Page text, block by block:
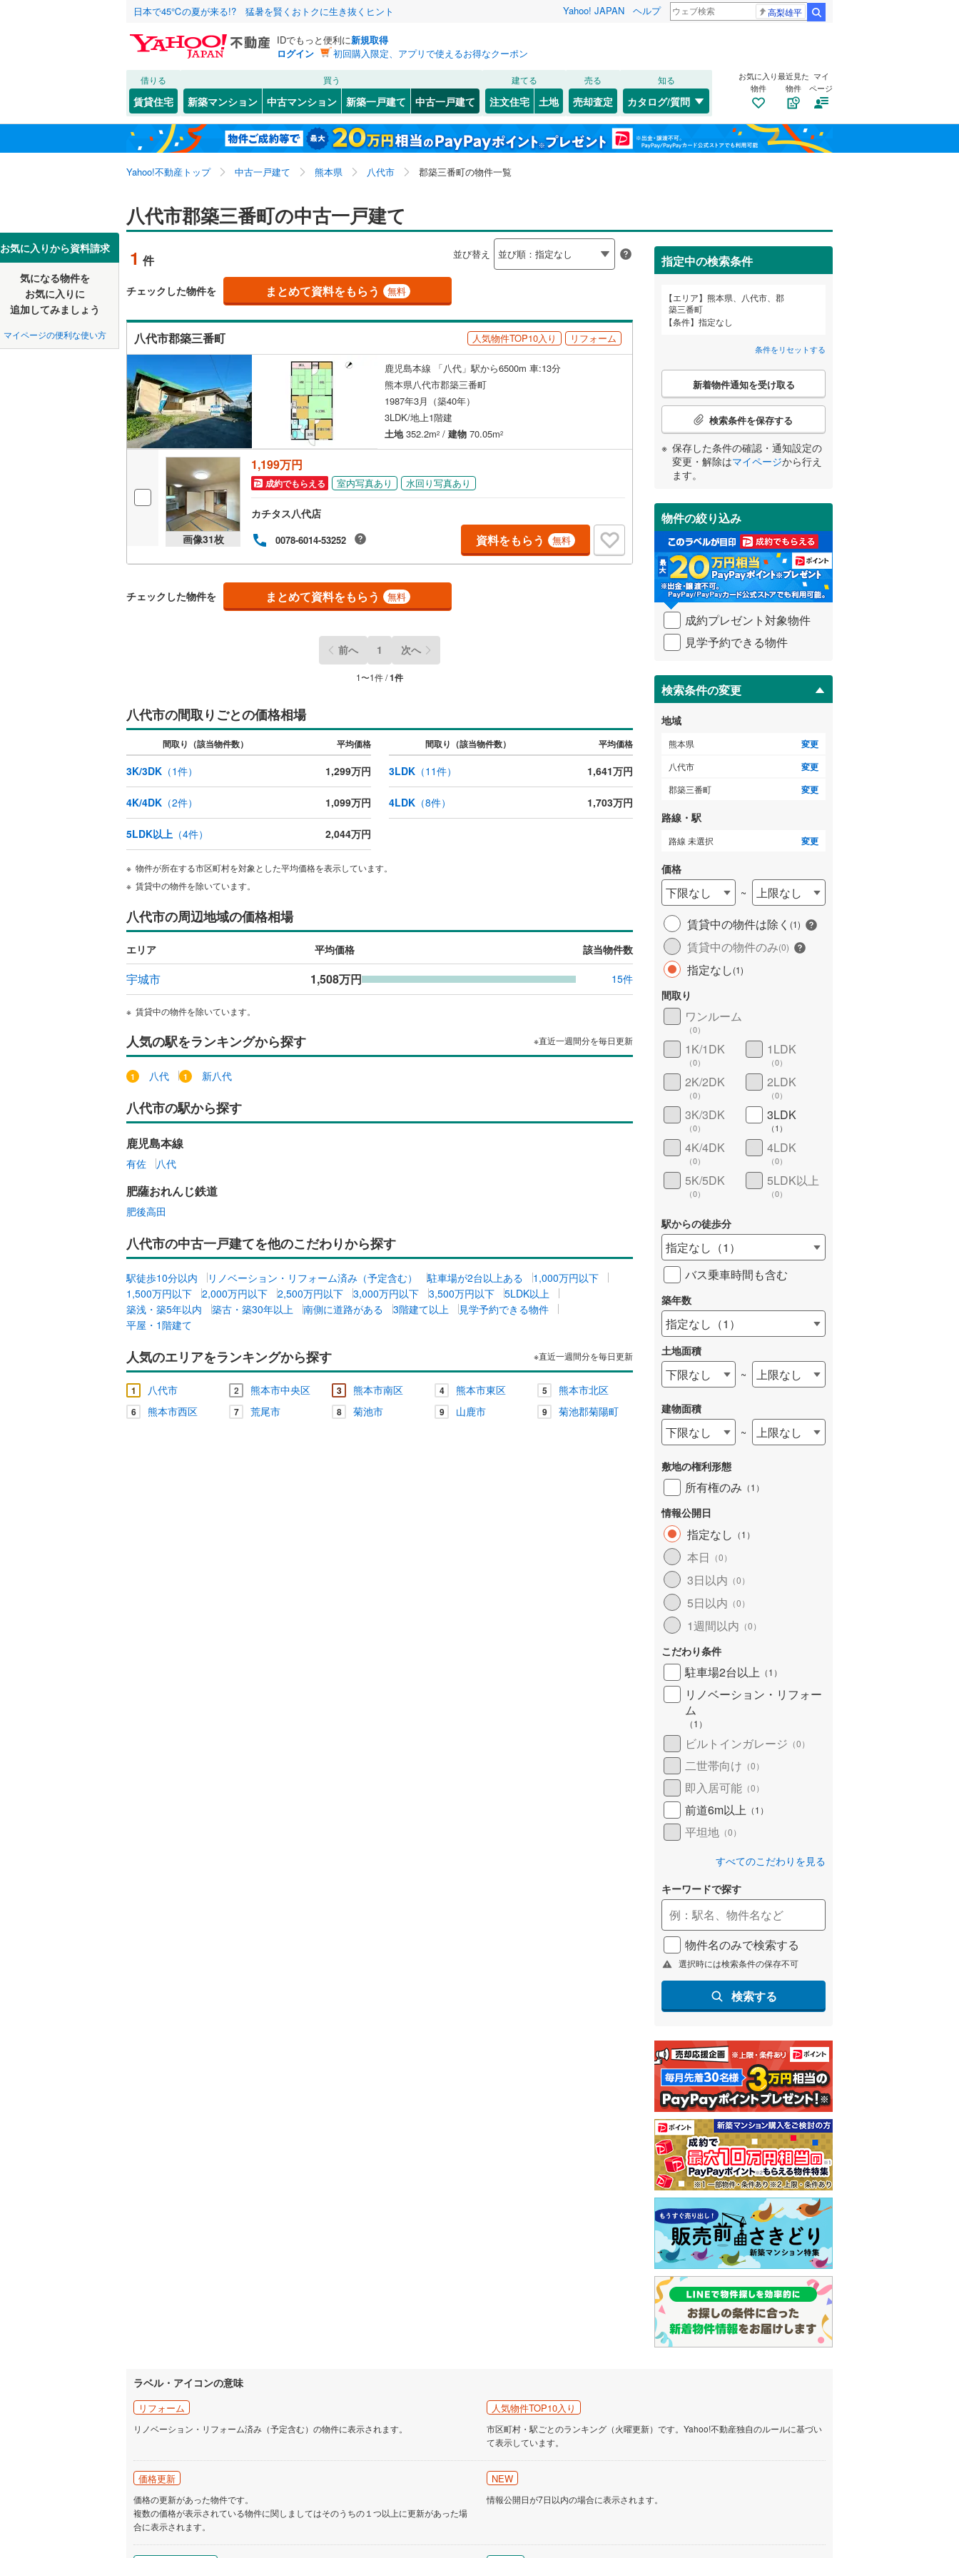
日本で45℃の夏が来る!? 猛暑を賢くおトクに生き抜くヒント Yahoo! JAPAN ヘルプ 高梨雄平
IDでもっと便利に新規取得
ログイン
初回購入限定、アプリで使えるお得なクーポン
借りる
賃貸住宅
買う
新築マンション 中古マンション 新築一戸建て 中古一戸建て
建てる
注文住宅 土地
売る
売却査定
知る
カタログ/質問
お気に入り
物件
最近見た
物件
マイ
ページ
Yahoo!不動産トップ 中古一戸建て 熊本県 八代市 郡築三番町の物件一覧
お気に入りから資料請求
気になる物件を
お気に入りに
追加してみましょう
マイページの便利な使い方
八代市郡築三番町の中古一戸建て
1 件 並び替え
チェックした物件を まとめて資料をもらう 無料
八代市郡築三番町 人気物件TOP10入り リフォーム
鹿児島本線 「八代」駅から6500m 車:13分
熊本県八代市郡築三番町
1987年3月（築40年）
3LDK/地上1階建
土地352.2m2 / 建物 70.05m2
画像31枚
1,199万円
成約でもらえる 室内写真あり 水回り写真あり
カチタス八代店
0078-6014-53252 資料をもらう 無料
チェックした物件を まとめて資料をもらう 無料
前へ 1 次へ
1〜1件 /1件
八代市の間取りごとの価格相場
間取り（該当物件数） 平均価格 間取り（該当物件数） 平均価格
3K/3DK （1件） 1,299万円 3LDK（11件） 1,641万円
4K/4DK （2件） 1,099万円 4LDK（8件） 1,703万円
5LDK以上 （4件） 2,044万円
物件が所在する市区町村を対象とした平均価格を表示しています。
賃貸中の物件を除いています。
八代市の周辺地域の価格相場
エリア 平均価格 該当物件数
宇城市 1,508万円 15件
賃貸中の物件を除いています。
人気の駅をランキングから探す ※直近一週間分を毎日更新
八代 新八代
八代市の駅から探す
鹿児島本線
有佐 八代
肥薩おれんじ鉄道
肥後高田
八代市の中古一戸建てを他のこだわりから探す
駅徒歩10分以内 リノベーション・リフォーム済み（予定含む） 駐車場が2台以上ある
1,000万円以下
1,500万円以下
2,000万円以下 2,500万円以下 3,000万円以下 3,500万円以下
5LDK以上
築浅・築5年以内
築古・築30年以上 南側に道路がある 3階建て以上
見学予約できる物件
平屋・1階建て
人気のエリアをランキングから探す ※直近一週間分を毎日更新
1 八代市 2 熊本市中央区 3 熊本市南区 4 熊本市東区 5 熊本市北区
6 熊本市西区 7 荒尾市 8 菊池市 9 山鹿市 9 菊池郡菊陽町
指定中の検索条件
エリア
熊本県、八代市、郡
築三番町
条件
指定なし
条件をリセットする
こ
検
条
件
受
け
取
る
・
条
件
を
イ
ペ
ジ
に
保
存
す
る
新着物件通知を受け取る
検索条件を保存する
保存した条件の確認・通知設定の
変更・解除はマイページから行え
ます。
物件の絞り込み
成約プレゼント対象物件
見学予約できる物件
検索条件の変更
地域
熊本県 変更
八代市 変更
郡築三番町 変更
路線・駅
路線 未選択 変更
価格
下限なし ~
上限なし
賃貸中の物件は除く (1)
賃貸中の物件のみ(0)
指定なし(1)
間取り
ワンルーム
（0）
1K/1DK
（0）
1LDK
（0）
2K/2DK
（0）
2LDK
（0）
3K/3DK
（0）
3LDK
（1 ）
4K/4DK
（0）
4LDK
（0）
5K/5DK
（0）
5LDK以上
（0）
駅からの徒歩分
指定なし （1 ）
バス乗車時間も含む
築年数
指定なし （1 ）
土地面積
下限なし ~ 上限なし
建物面積
下限なし ~ 上限なし
敷地の権利形態
所有権のみ （1 ）
情報公開日
指定なし （1 ）
本日 （0）
3日以内 （0）
5日以内 （0）
1週間以内 （0）
こだわり条件
駐車場2台以上 （1 ）
リノベーション・リフォー
ム
（1 ）
ビルトインガレージ （0）
二世帯向け （0）
即入居可能 （0）
前道6m以上 （1 ）
平坦地 （0）
すべてのこだわりを見る
キーワードで探す
物件名のみで検索する
選択時には検索条件の保存不可
検索する
ラベル・アイコンの意味
リフォーム
リノベーション・リフォーム済み（予定含む）の物件に表示されます。
人気物件TOP10入り
市区町村・駅ごとのランキング（火曜更新）です。Yahoo!不動産独自のルールに基づい
て表示しています。
価格更新
価格の更新があった物件です。
複数の価格が表示されている物件に関しましてはそのうちの１つ以上に更新があった場
合に表示されます。
NEW
情報公開日が7日以内の場合に表示されます。
北海道 北海道
東北 青森 岩手 宮城 秋田 山形 福島
関東 東京 神奈川 埼玉 千葉
信越・北陸 新潟 長野
三重
近畿 大阪 兵庫
中国 鳥取 島根 岡山 広島 山口
徳島 香川 愛媛 高知
九州・沖縄 福岡 長崎 鹿児島 沖縄
該当物件 0件 この条件で検索する
熊本市 中央区(9) 東区(32) 西区(23)
南区(40) 北区(38)
かの地域
水俣市(2)
宇土市 上天草市(1)
阿蘇市(3) 天草市(3)
合志市(25) 玉名郡玉東町(1 )
玉名郡南関町(5) 玉名郡長洲町(7) 玉名郡和水町(
菊池郡大津町(12) 菊池郡菊陽町(12)
阿蘇郡小国町
阿蘇郡産山村 阿蘇郡高森町(1)
阿蘇郡西原村
阿蘇郡南阿蘇村 上益城郡御船町(2)
上益城郡嘉島町
上益城郡益城町 上益城郡甲佐町(0)
上益城郡山都町
葦北郡芦北町(0)
葦北郡津奈木町(0) 球磨郡錦町
球磨郡湯前町
球磨郡相良村(0)
球磨郡五木村(0 球磨郡山江村(0 ) 球磨郡球磨村(0 )
該当物件 0件 この条件で検索する
井上町(1) 植柳新町(1) 大村町(1)
北平和町(1) 郡築一番町(2) 郡築三番町(1)
古閑下町 (1) 古閑中町
高島町(3)
築添町(1) 永碇町(2) 西宮町(1)
古麓町(1) 豊原中町(1)
松江町(2)
鏡町下有佐( 1
該当物件 0件 この条件で検索する
JR 鹿児島本線(1) 三角線(0) 肥薩線(1)
豊肥本線(0) 九州新幹線(0)
私鉄・その他 くま川鉄道湯前線(0) 熊本市電幹線(0) 熊本市電上熊本線(0)
該当物件 0件 この条件で検索する
該当物件 0件 この条件で検索する
こだわり条件 リフォーム、リノベーション
リノベーション・リフォーム
（1）
築古・築30年以上（1）
設備
床暖房（0）
駐車場2台以上（1） ビルトインガレージ（0） 太陽光発電システム（0）
（0）
防犯カメラ（ 0）
バリアフリー住宅（0）
）
二世帯向け（ ） 平屋・1階建て（1） 3階建て以上（0）
サービスルーム（納戸）（0）
最寄りの駅が始発駅 小学校まで1km以内（0）
角地（0） 南道路（0）
販売、価格、契約、入居関連など
）
浴室乾燥機あり（0）
収納
（0）
バルコニー、庭
ウッドデッキあり（0）
耐震、免震、制震構造
（0）
住宅性能評価付き（0） 長期優良住宅 ）
オンライン内見(相談)可（0） IT重説可（0）
詳しく見る
該当物件 0件 この条件で検索する
検索条件を保存しました
この検索条件の新着物件通知は、 マイページから設定できます。
保存した条件を見る
熊本県、八代市、郡築三番町
検索条件を保存する
マイページ
お気に入りリストを見る
閉じる
お気に入りリストを見る
閉じる